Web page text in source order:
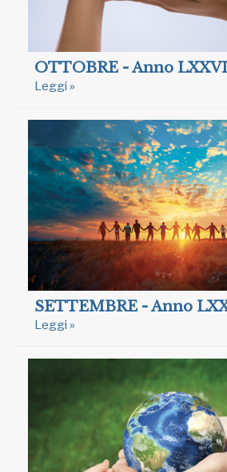
OTTOBRE - Anno
Leggi »
SETTEMBRE - Anno
Leggi »